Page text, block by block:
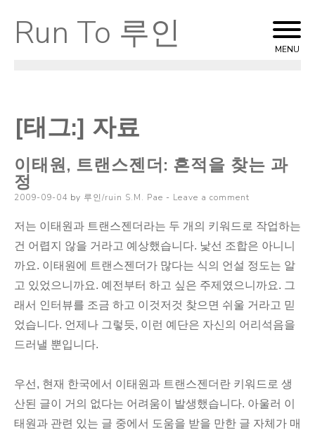
Skip
to
Run To 루인 MENU
[태그:] 자료
이태원, 트랜스젠더: 흔적을 찾는 과
정
Posted
2009-09-04 by 루인/ruin S.M. Pae Leave a comment
저는 이태원과 트랜스젠더라는 두 개의 키워드로 작업하는
건 어렵지 않을 거라고 예상했습니다. 낯선 조합은 아니니
까요. 이태원에 트랜스젠더가 많다는 식의 언설 정도는 알
고 있었으니까요. 예전부터 하고 싶은 주제였으니까요. 그
래서 인터뷰를 조금 하고 이것저것 찾으면 쉬울 거라고 믿
었습니다. 언제나 그렇듯, 이런 예단은 자신의 어리석음을
드러낼 뿐입니다.
우선, 현재 한국에서 이태원과 트랜스젠더란 키워드로 생
산된 글이 거의 없다는 어려움이 발생했습니다. 아울러 이
태원과 관련 있는 글 중에서 도움을 받을 만한 글 자체가 매